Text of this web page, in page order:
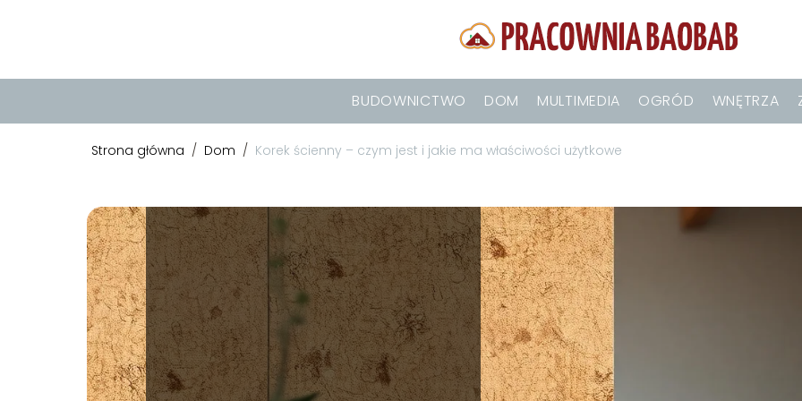
BUDOWNICTWO DOM MULTIMEDIA OGRÓD WNĘTRZA
Strona główna / Dom / Korek ścienny – czym jest i jakie ma właściwości użytkowe